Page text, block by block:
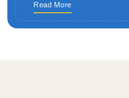
Read More